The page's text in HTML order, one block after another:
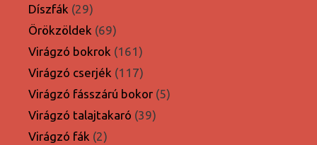
termék
Díszfák 2929
termék
Örökzöldek 6969
termék
Virágzó bokrok 161161
termék
Virágzó cserjék 117117
termék
Virágzó fásszárú bokor 55
Virágzó talajtakaró 3939
Virágzó fák 22